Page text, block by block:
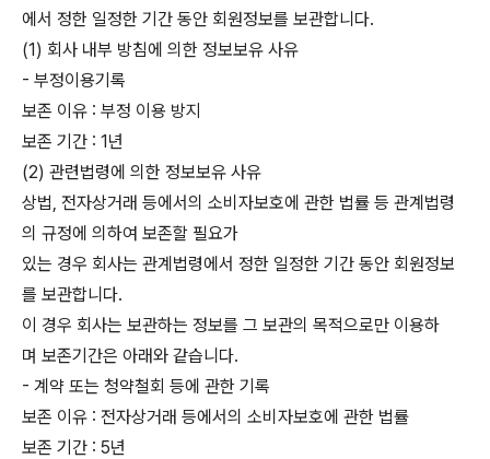
에서 정한 일정한 기간 동안 회원정보를 보관합니다.
(1) 회사 내부 방침에 의한 정보보유 사유
- 부정이용기록
보존 이유 : 부정 이용 방지
보존 기간 : 1년
(2) 관련법령에 의한 정보보유 사유
상법, 전자상거래 등에서의 소비자보호에 관한 법률 등 관계법령
의 규정에 의하여 보존할 필요가
있는 경우 회사는 관계법령에서 정한 일정한 기간 동안 회원정보
를 보관합니다.
이 경우 회사는 보관하는 정보를 그 보관의 목적으로만 이용하
며 보존기간은 아래와 같습니다.
- 계약 또는 청약철회 등에 관한 기록
보존 이유 : 전자상거래 등에서의 소비자보호에 관한 법률
보존 기간 : 5년